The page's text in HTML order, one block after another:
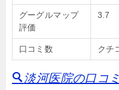
グーグルマップ
評価
3.7
口コミ数 クチ
淡河医院の口コ